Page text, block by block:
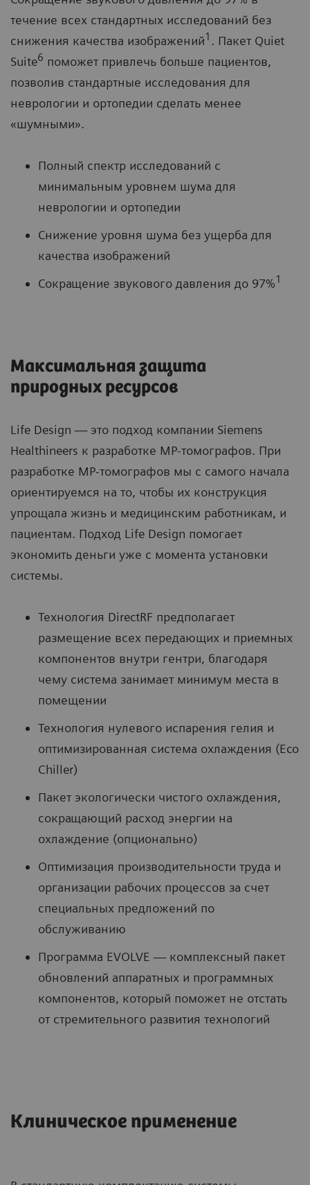
течение всех стандартных исследований без
снижения качества изображений1 . Пакет Quiet
Suite6 поможет привлечь больше пациентов,
позволив стандартные исследования для
неврологии и ортопедии сделать менее
«шумными».
Полный спектр исследований с
минимальным уровнем шума для
неврологии и ортопедии
Снижение уровня шума без ущерба для
качества изображений
Сокращение звукового давления до 97%1
Максимальная защита
природных ресурсов
Life Design — это подход компании Siemens
Healthineers к разработке МР-томографов. При
разработке МР-томографов мы с самого начала
ориентируемся на то, чтобы их конструкция
упрощала жизнь и медицинским работникам, и
пациентам. Подход Life Design помогает
экономить деньги уже с момента установки
системы.
Технология DirectRF предполагает
размещение всех передающих и приемных
компонентов внутри гентри, благодаря
чему система занимает минимум места в
помещении
Технология нулевого испарения гелия и
оптимизированная система охлаждения (Eco
Chiller)
Пакет экологически чистого охлаждения,
сокращающий расход энергии на
охлаждение (опционально)
Оптимизация производительности труда и
организации рабочих процессов за счет
специальных предложений по
обслуживанию
Программа EVOLVE — комплексный пакет
обновлений аппаратных и программных
компонентов, который поможет не отстать
от стремительного развития технологий
Клиническое применение